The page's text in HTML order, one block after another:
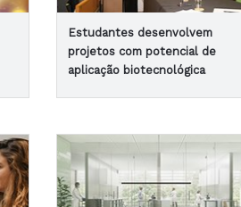
Estudantes desenvolvem
projetos com potencial de
aplicação biotecnológica